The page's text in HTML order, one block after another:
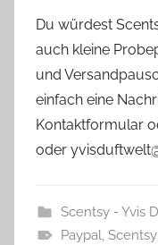
Du würdest
auch kleine
und
einfach eine
Kontaktformular
oder
Scentsy - Yvis
Paypal,